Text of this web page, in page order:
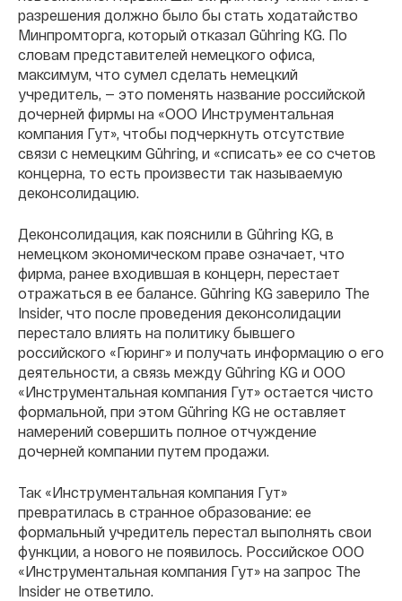
разрешения должно было бы стать ходатайство
Минпромторга, который отказал Gühring KG. По
словам представителей немецкого офиса,
максимум, что сумел сделать немецкий
учредитель, — это поменять название российской
дочерней фирмы на «ООО Инструментальная
компания Гут», чтобы подчеркнуть отсутствие
связи с немецким Gühring, и «списать» ее со счетов
концерна, то есть произвести так называемую
деконсолидацию.
Деконсолидация, как пояснили в Gühring KG, в
немецком экономическом праве означает, что
фирма, ранее входившая в концерн, перестает
отражаться в ее балансе. Gühring KG заверило The
Insider, что после проведения деконсолидации
перестало влиять на политику бывшего
российского «Гюринг» и получать информацию о его
деятельности, а связь между Gühring KG и ООО
«Инструментальная компания Гут» остается чисто
формальной, при этом Gühring KG не оставляет
намерений совершить полное отчуждение
дочерней компании путем продажи.
Так «Инструментальная компания Гут»
превратилась в странное образование: ее
формальный учредитель перестал выполнять свои
функции, а нового не появилось. Российское ООО
«Инструментальная компания Гут» на запрос The
Insider не ответило.